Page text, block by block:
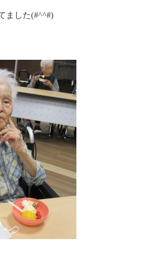
ました(#^^#)